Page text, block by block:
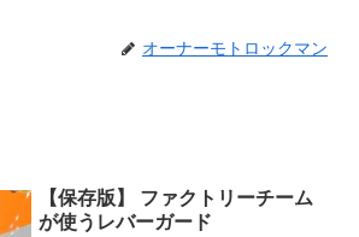
オーナーモトロックマン
【保存版】 ファクトリーチーム
が使うレバーガード